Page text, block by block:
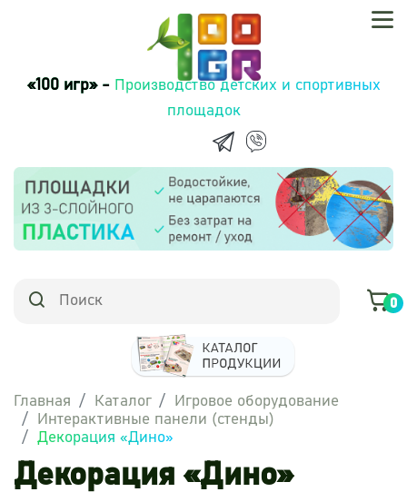
«100 игр» -Производство детских и спортивных
площадок
0
Главная Каталог
Игровое оборудование
Интерактивные панели (стенды)
Декорация «Дино»
Декорация «Дино»